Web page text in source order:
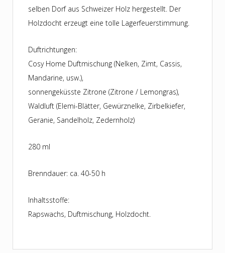
selben Dorf aus Schweizer Holz hergestellt. Der
Holzdocht erzeugt eine tolle Lagerfeuerstimmung.
Duftrichtungen:
Cosy Home Duftmischung (Nelken, Zimt, Cassis,
Mandarine, usw.),
sonnengeküsste Zitrone (Zitrone / Lemongras),
Waldluft (Elemi-Blätter, Gewürznelke, Zirbelkiefer,
Geranie, Sandelholz, Zedernholz)
280 ml
Brenndauer: ca. 40-50 h
Inhaltsstoffe:
Rapswachs, Duftmischung, Holzdocht.